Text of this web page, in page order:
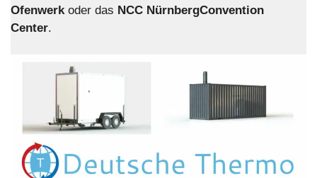
Ofenwerk oder das NCC NürnbergConvention
Center.